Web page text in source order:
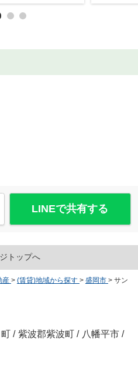
LINEで共有する
トップへ
産 > (賃貸)地域から探す > 盛岡市 > サン
/ 紫波郡紫波町 / 八幡平市 /